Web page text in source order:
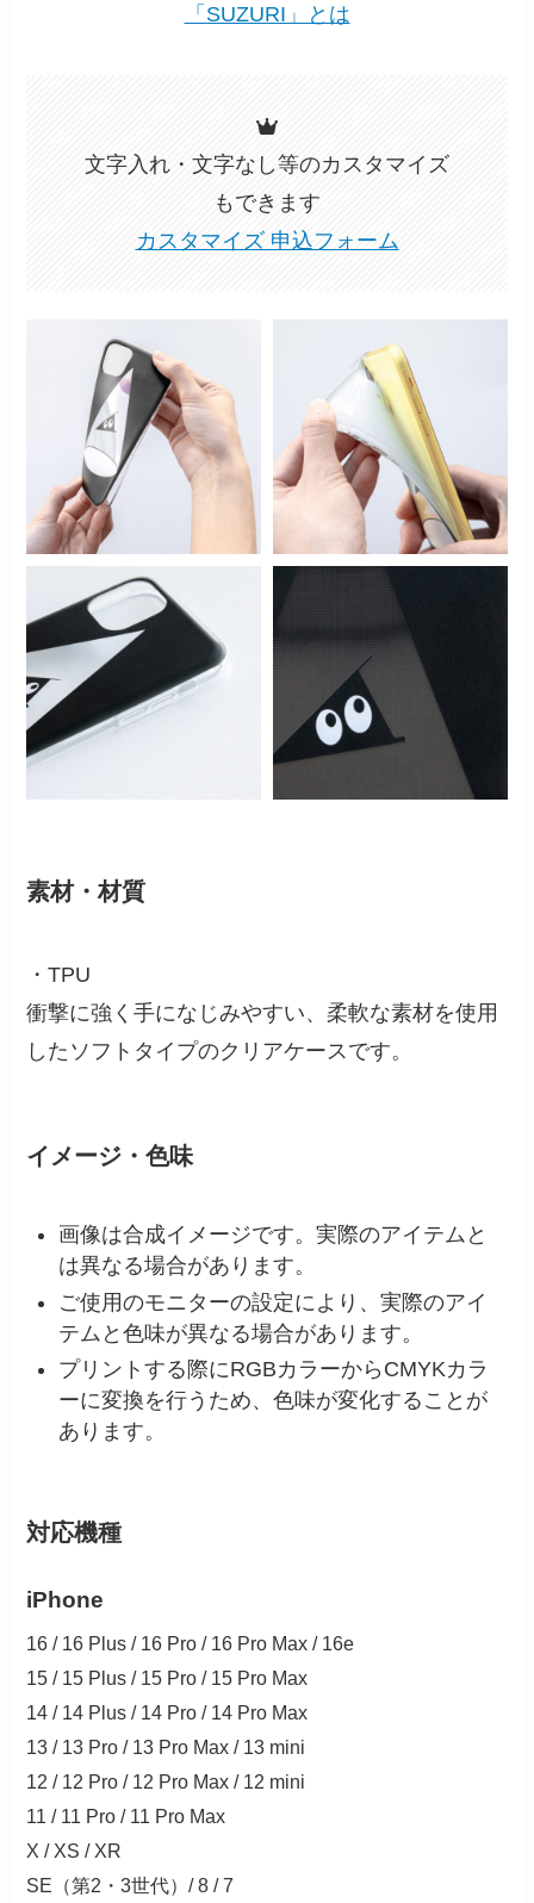
「SUZURI」とは
文字入れ・文字なし等のカスタマイズ
もできます
カスタマイズ 申込フォーム
素材・材質
・TPU
衝撃に強く手になじみやすい、柔軟な素材を使用
したソフトタイプのクリアケースです。
イメージ・色味
画像は合成イメージです。実際のアイテムと
は異なる場合があります。
ご使用のモニターの設定により、実際のアイ
テムと色味が異なる場合があります。
プリントする際にRGBカラーからCMYKカラ
ーに変換を行うため、色味が変化することが
あります。
対応機種
iPhone
16 / 16 Plus / 16 Pro / 16 Pro Max / 16e
15 / 15 Plus / 15 Pro / 15 Pro Max
14 / 14 Plus / 14 Pro / 14 Pro Max
13 / 13 Pro / 13 Pro Max / 13 mini
12 / 12 Pro / 12 Pro Max / 12 mini
11 / 11 Pro / 11 Pro Max
X / XS / XR
SE（第2・3世代）/ 8 / 7